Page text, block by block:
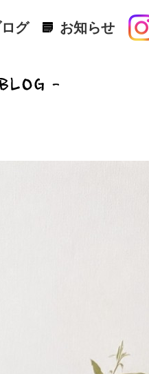
グ お知らせ